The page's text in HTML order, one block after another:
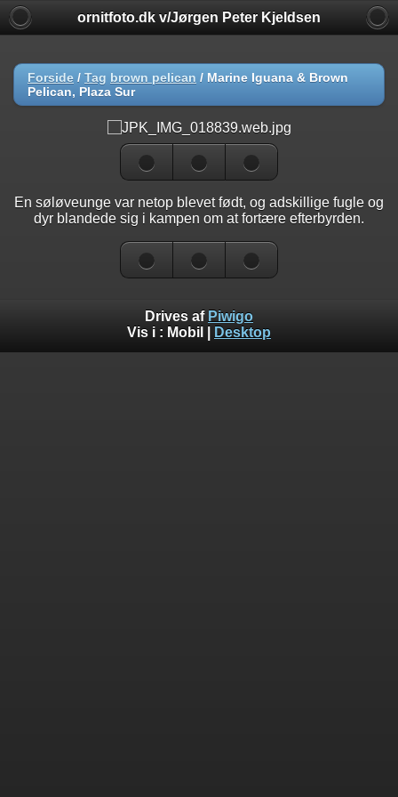
ornitfoto.dk v/Jørgen Peter Kjeldsen
Forside / Tag brown pelican / Marine Iguana & Brown
Pelican, Plaza Sur
En søløveunge var netop blevet født, og adskillige fugle og
dyr blandede sig i kampen om at fortære efterbyrden.
Drives af Piwigo
Vis i : Mobil Desktop